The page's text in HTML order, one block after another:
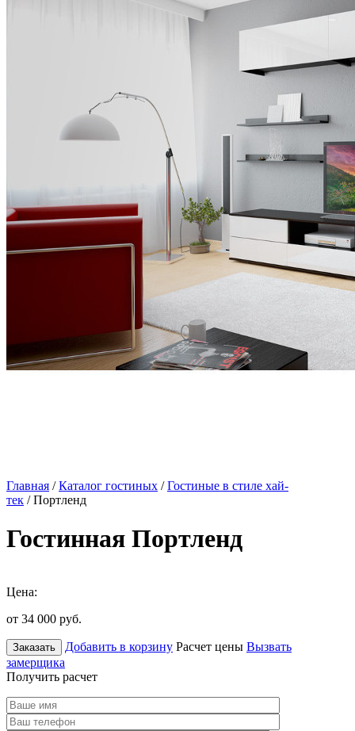
Главная /Каталог гостиных /Гостиные в стиле хай-
тек / Портленд
Гостинная Портленд
Цена:
от 34 000 руб.
Заказать Добавить в корзину Расчет цены Вызвать
замерщика
Получить расчет